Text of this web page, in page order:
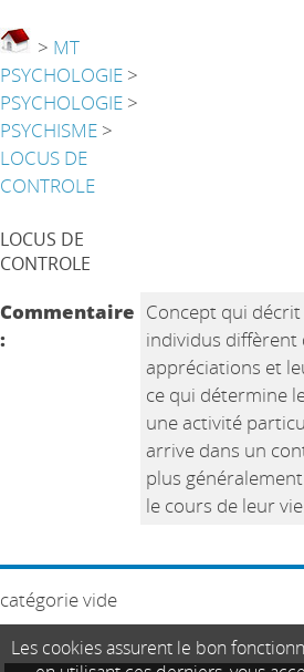
> MT
PSYCHOLOGIE >
PSYCHOLOGIE >
PSYCHISME >
LOCUS DE
CONTROLE
LOCUS DE
CONTROLE
Commentaire
:
Concept qui
individus diffèrent
appréciations et
ce qui détermine
une activité
arrive dans un
plus
le cours de leur
catégorie vide
Les cookies assurent le bon